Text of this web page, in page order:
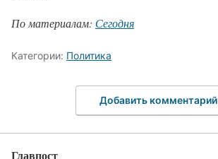
По материалам: Сегодня
Категории: Политика
Добавить комментарий
Главпост